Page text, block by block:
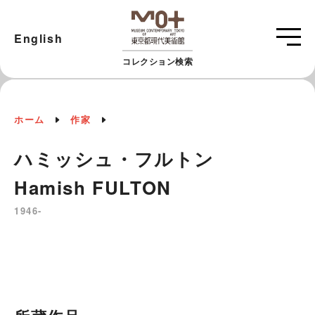
コレクション検索
English
ホーム 作家
ハミッシュ・フルトン
Hamish FULTON
1946-